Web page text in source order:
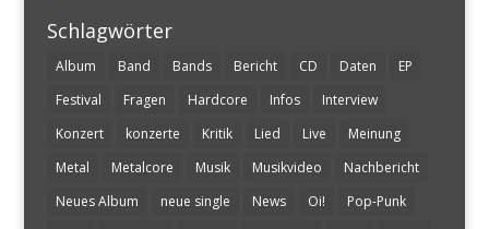
Schlagwörter
Album Band Bands Bericht CD Daten
EP
Festival
Fragen Hardcore Infos
Interview
Konzert
konzerte Kritik Lied Live
Meinung
Metal
Metalcore Musik Musikvideo
Nachbericht
Neues Album
neue single News Oi!
Pop-Punk